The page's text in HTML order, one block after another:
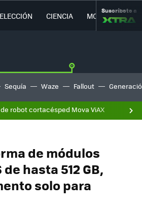
CIENCIA MOVILIDAD
Suscríbete a
Sequía Waze Fallout
robot cortacésped Mova ViAX
de módulos
hasta 512 GB,
solo para